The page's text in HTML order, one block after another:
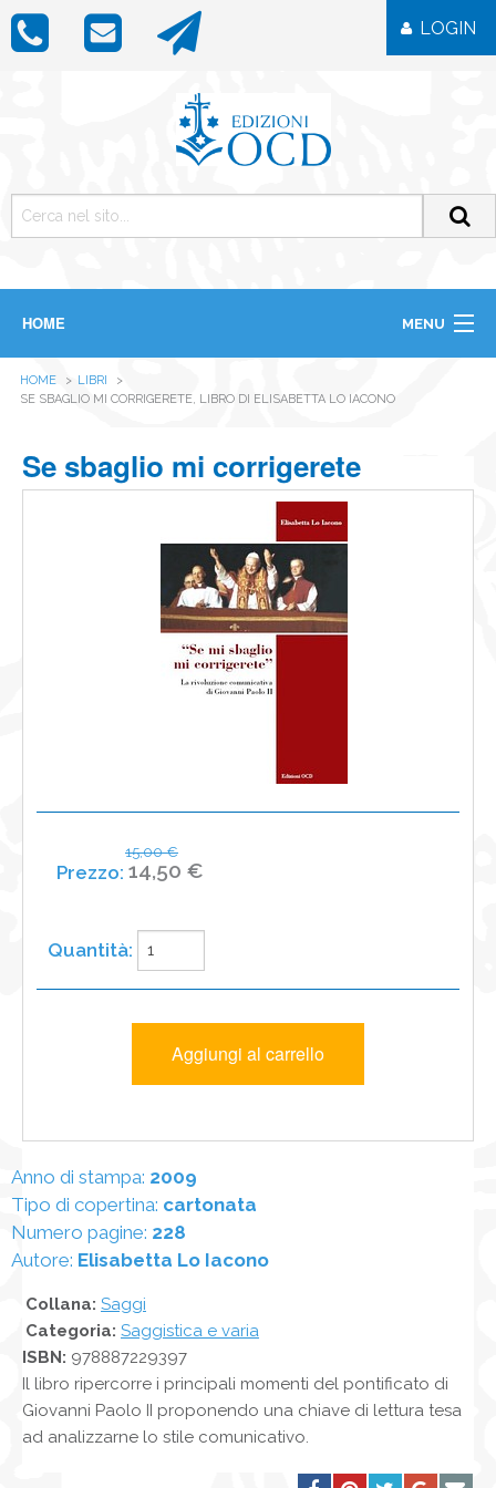
LOGIN
HOME MENU
LIBRI
IMMAGINI
OGGETTISTICA
HOME
LIBRI
SE SBAGLIO MI CORRIGERETE, LIBRO DI ELISABETTA LO IACONO
Se sbaglio mi corrigerete
15,00 €
14,50 €
Anno di stampa: 2009
Tipo di copertina: cartonata
Numero pagine: 228
Autore: Elisabetta Lo Iacono
Collana: Saggi
Categoria: Saggistica e varia
ISBN: 978887229397
Il libro ripercorre i principali momenti del pontificato di
Giovanni Paolo II proponendo una chiave di lettura tesa
ad analizzarne lo stile comunicativo.